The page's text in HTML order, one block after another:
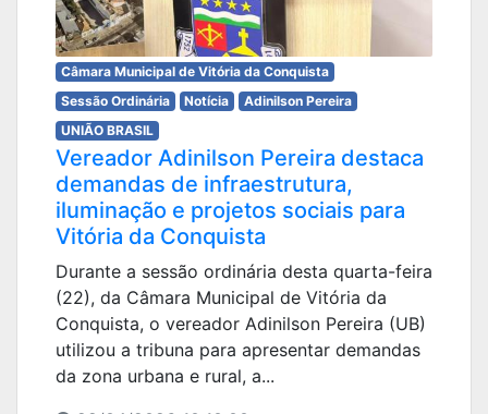
Câmara Municipal de Vitória da Conquista
Sessão Ordinária
Notícia
Adinilson Pereira
UNIÃO BRASIL
Vereador Adinilson Pereira destaca
demandas de infraestrutura,
iluminação e projetos sociais para
Vitória da Conquista
Durante a sessão ordinária desta quarta-feira
(22), da Câmara Municipal de Vitória da
Conquista, o vereador Adinilson Pereira (UB)
utilizou a tribuna para apresentar demandas
da zona urbana e rural, a...